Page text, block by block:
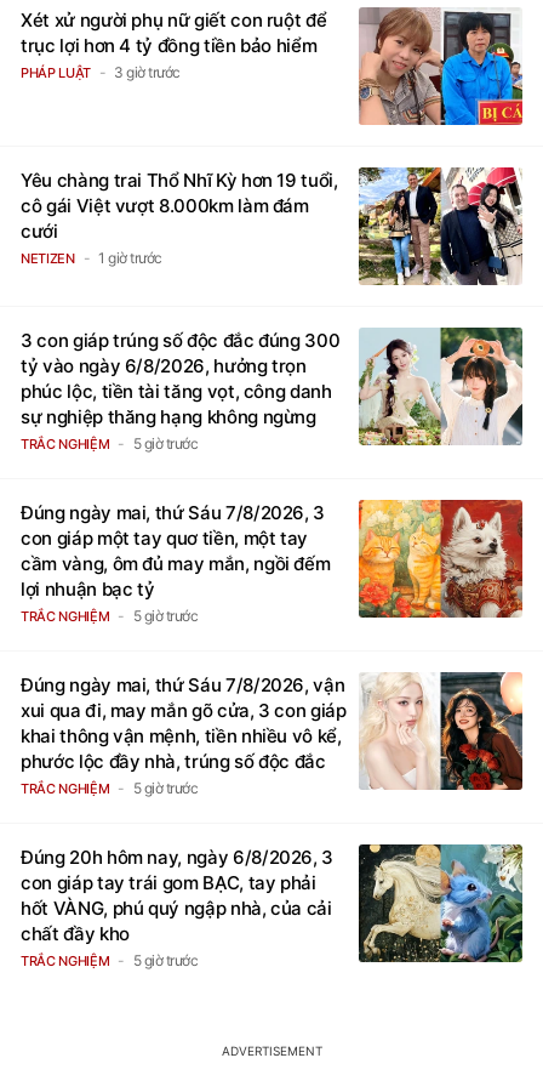
Xét xử người phụ nữ giết con ruột để
trục lợi hơn 4 tỷ đồng tiền bảo hiểm
PHÁP LUẬT 3 giờ trước
Yêu chàng trai Thổ Nhĩ Kỳ hơn 19 tuổi,
cô gái Việt vượt 8.000km làm đám
cưới
NETIZEN 1 giờ trước
3 con giáp trúng số độc đắc đúng 300
tỷ vào ngày 6/8/2026, hưởng trọn
phúc lộc, tiền tài tăng vọt, công danh
sự nghiệp thăng hạng không ngừng
TRẮC NGHIỆM 5 giờ trước
Đúng ngày mai, thứ Sáu 7/8/2026, 3
con giáp một tay quơ tiền, một tay
cầm vàng, ôm đủ may mắn, ngồi đếm
lợi nhuận bạc tỷ
TRẮC NGHIỆM 5 giờ trước
Đúng ngày mai, thứ Sáu 7/8/2026, vận
xui qua đi, may mắn gõ cửa, 3 con giáp
khai thông vận mệnh, tiền nhiều vô kể,
phước lộc đầy nhà, trúng số độc đắc
TRẮC NGHIỆM 5 giờ trước
Đúng 20h hôm nay, ngày 6/8/2026, 3
con giáp tay trái gom BẠC, tay phải
hốt VÀNG, phú quý ngập nhà, của cải
chất đầy kho
TRẮC NGHIỆM 5 giờ trước